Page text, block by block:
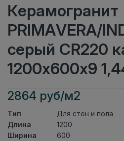
Керамогранит
PRIMAVERA/
серый CR220
1200х600х9
2864 руб/м2
Тип
Для стен и пола
Длина
1200
Ширина
600